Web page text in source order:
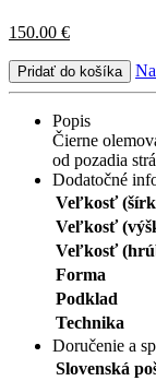
150.00 €
Popis
Čierne
od pozadia
Dodatočné
Veľkosť
Veľkosť
Veľkosť
Forma
Podklad
Technika
Doručenie a
Slovenská